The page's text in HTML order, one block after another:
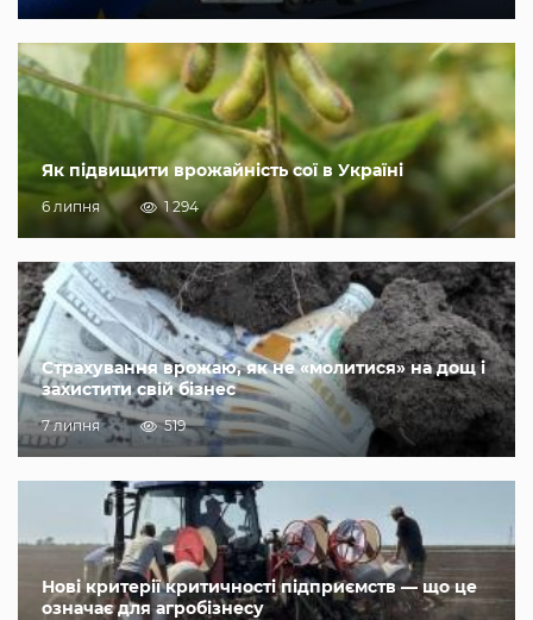
Як підвищити врожайність сої в Україні
6 липня 1 294
Страхування врожаю, як не «молитися» на дощ і
захистити свій бізнес
7 липня 519
Нові критерії критичності підприємств — що це
означає для агробізнесу